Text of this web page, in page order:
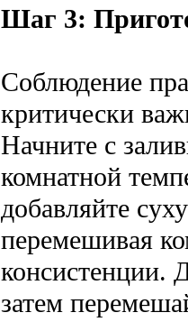
Шаг 3:
Соблюдение
критически
Начните с
комнатной
добавляйте
перемешивая
консистенции.
затем